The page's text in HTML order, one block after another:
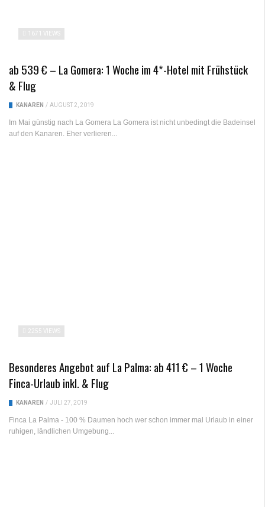
1671 VIEWS
ab 539 € – La Gomera: 1 Woche im 4*-Hotel mit Frühstück
& Flug
KANAREN / AUGUST 2, 2019
Im Mai günstig nach La Gomera La Gomera ist nicht unbedingt die Badeinsel
auf den Kanaren. Eher verlieren...
2255 VIEWS
Besonderes Angebot auf La Palma: ab 411 € – 1 Woche
Finca-Urlaub inkl. & Flug
KANAREN / JULI 27, 2019
Finca La Palma - 100 % Daumen hoch wer schon immer mal Urlaub in einer
ruhigen, ländlichen Umgebung...